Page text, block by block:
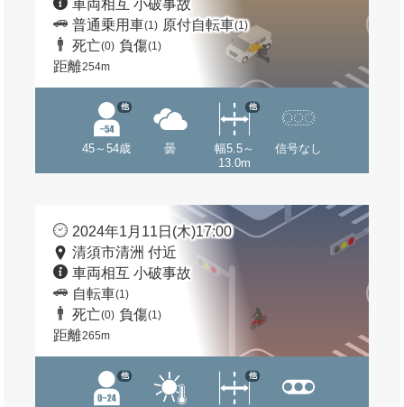
車両相互 小破事故
普通乗用車(1) 原付自転車(1)
死亡(0) 負傷(1)
距離254m
45～54歳
他
曇
幅5.5～
13.0m
他
信号なし
2024年1月11日(木)17:00
清須市清洲 付近
車両相互 小破事故
自転車(1)
死亡(0) 負傷(1)
距離265m
他 他